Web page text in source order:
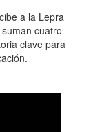
a la Lepra
cuatro
clave para